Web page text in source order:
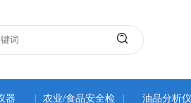
器 农业/食品安全检 油品分析仪